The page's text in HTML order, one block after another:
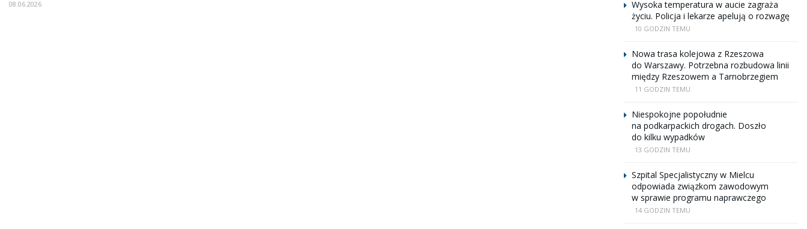
08.06.2026
Wysoka temperatura w aucie zagraża
życiu. Policja i lekarze apelują o rozwagę
10 GODZIN TEMU
Nowa trasa kolejowa z Rzeszowa
do Warszawy. Potrzebna rozbudowa linii
między Rzeszowem a Tarnobrzegiem
11 GODZIN TEMU
Niespokojne popołudnie
na podkarpackich drogach. Doszło
do kilku wypadków
13 GODZIN TEMU
Szpital Specjalistyczny w Mielcu
odpowiada związkom zawodowym
w sprawie programu naprawczego
14 GODZIN TEMU